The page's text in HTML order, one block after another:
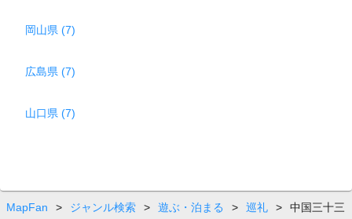
岡山県 (7)
広島県 (7)
山口県 (7)
MapFan > ジャンル検索 > 遊ぶ・泊まる > 巡礼 >
中国三十三